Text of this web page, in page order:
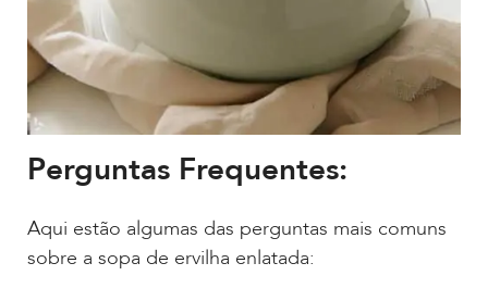
Perguntas Frequentes:
Aqui estão algumas das perguntas mais comuns
sobre a sopa de ervilha enlatada: